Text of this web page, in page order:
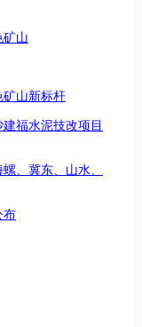
矿山
矿山新标杆
福水泥技改项目
、冀东、山水、
布